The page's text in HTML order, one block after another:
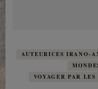
AUTEURICES IRANO-
VOYAGER PAR